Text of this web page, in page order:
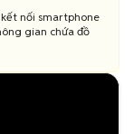
nối smartphone
gian chứa đồ